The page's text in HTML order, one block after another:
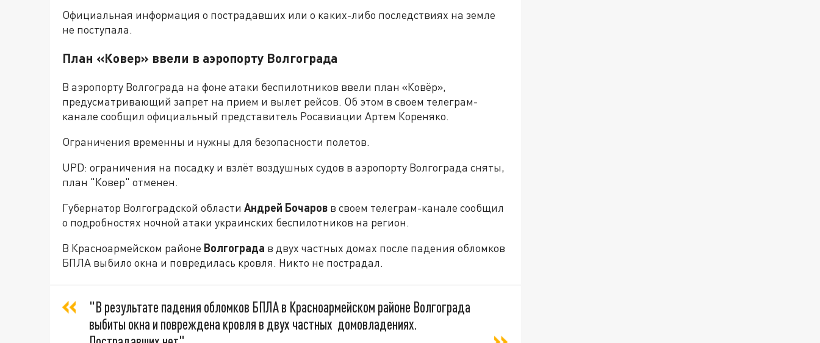
Официальная информация о пострадавших или о каких-либо последствиях на земле
не поступала.
План «Ковер» ввели в аэропорту Волгограда
В аэропорту Волгограда на фоне атаки беспилотников ввели план «Ковёр»,
предусматривающий запрет на прием и вылет рейсов. Об этом в своем телеграм-
канале сообщил официальный представитель Росавиации Артем Кореняко.
Ограничения временны и нужны для безопасности полетов.
UPD: ограничения на посадку и взлёт воздушных судов в аэропорту Волгограда сняты,
план "Ковер" отменен.
Губернатор Волгоградской области Андрей Бочаров в своем телеграм-канале сообщил
о подробностях ночной атаки украинских беспилотников на регион.
В Красноармейском районе Волгограда в двух частных домах после падения обломков
БПЛА выбило окна и повредилась кровля. Никто не пострадал.
"В результате падения обломков БПЛА в Красноармейском районе Волгограда
выбиты окна и повреждена кровля в двух частных домовладениях.